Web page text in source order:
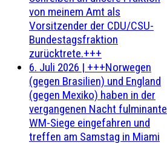
von meinem Amt als
Vorsitzender der CDU/CSU-
Bundestagsfraktion
zurücktrete.+++
6. Juli 2026 | +++Norwegen
(gegen Brasilien) und England
(gegen Mexiko) haben in der
vergangenen Nacht fulminante
WM-Siege eingefahren und
treffen am Samstag in Miami